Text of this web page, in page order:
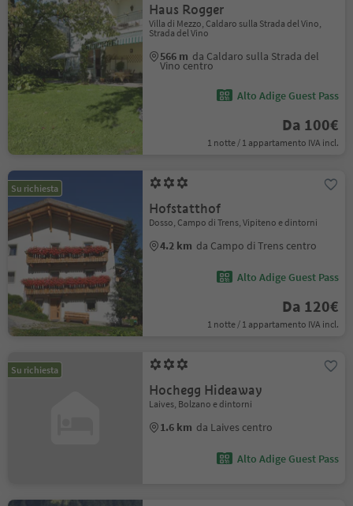
Haus Rogger
Villa di Mezzo, Caldaro sulla Strada del Vino,
Strada del Vino
566 m da Caldaro sulla Strada del
Vino centro
Alto Adige Guest Pass
Da 100€
1 notte / 1 appartamento IVA incl.
Su richiesta
Hofstatthof
Dosso, Campo di Trens, Vipiteno e dintorni
4.2 km da Campo di Trens centro
Alto Adige Guest Pass
Da 120€
1 notte / 1 appartamento IVA incl.
Su richiesta
Hochegg Hideaway
Laives, Bolzano e dintorni
1.6 km da Laives centro
Alto Adige Guest Pass